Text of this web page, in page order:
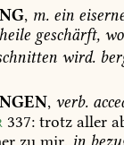
, m. ein
geschärft,
wird.
, verb.
337: trotz aller